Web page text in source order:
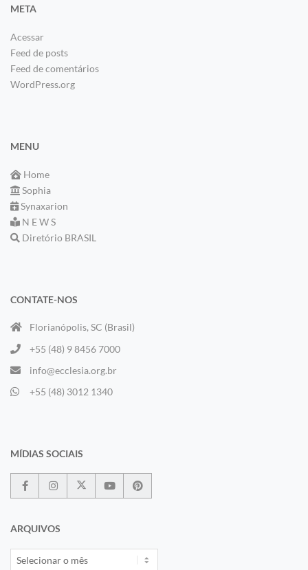
META
Acessar
Feed de posts
Feed de comentários
WordPress.org
MENU
Home
Sophia
Synaxarion
N E W S
Diretório BRASIL
CONTATE-NOS
Florianópolis, SC (Brasil)
+55 (48) 9 8456 7000
info@ecclesia.org.br
+55 (48) 3012 1340
MÍDIAS SOCIAIS
ARQUIVOS